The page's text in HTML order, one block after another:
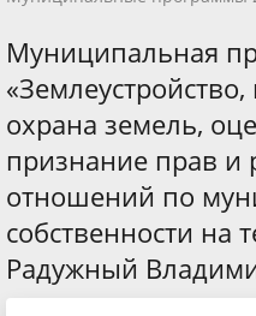
Муниципальная
охрана земель,
признание прав и
отношений по
собственности на
Радужный